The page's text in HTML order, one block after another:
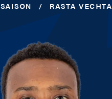
SAISON / RASTA VECHTA